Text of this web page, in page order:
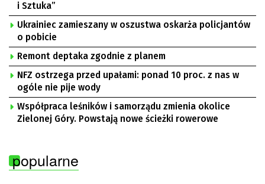
i Sztuka”
Ukrainiec zamieszany w oszustwa oskarża policjantów
o pobicie
Remont deptaka zgodnie z planem
NFZ ostrzega przed upałami: ponad 10 proc. z nas w
ogóle nie pije wody
Współpraca leśników i samorządu zmienia okolice
Zielonej Góry. Powstają nowe ścieżki rowerowe
popularne